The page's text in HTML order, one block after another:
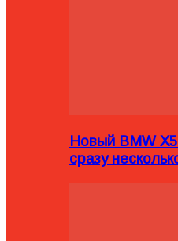
Новый BMW
сразу